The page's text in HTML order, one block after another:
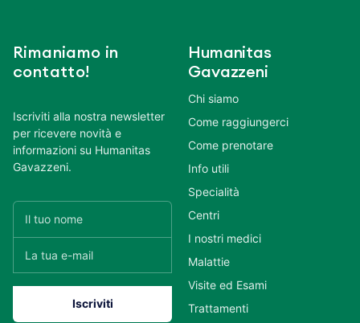
Rimaniamo in
contatto!
Iscriviti alla nostra newsletter
per ricevere novità e
informazioni su Humanitas
Gavazzeni.
Humanitas
Gavazzeni
Chi siamo
Come raggiungerci
Come prenotare
Info utili
Specialità
Centri
I nostri medici
Malattie
Visite ed Esami
Trattamenti